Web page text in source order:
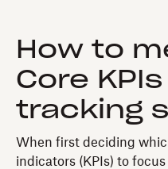
How to
Core
tracking
When first deciding
indicators (KPIs) to